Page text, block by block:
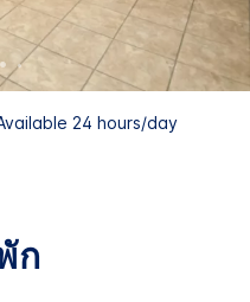
24 hours/day
ก